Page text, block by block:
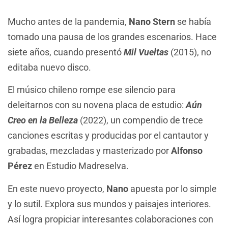
Mucho antes de la pandemia, Nano Stern se había
tomado una pausa de los grandes escenarios. Hace
siete años, cuando presentóMil Vueltas (2015), no
editaba nuevo disco.
El músico chileno rompe ese silencio para
deleitarnos con su novena placa de estudio:Aún
Creo en la Belleza (2022), un compendio de trece
canciones escritas y producidas por el cantautor y
grabadas, mezcladas y masterizado porAlfonso
Pérezen Estudio Madreselva.
En este nuevo proyecto, Nano apuesta por lo simple
y lo sutil. Explora sus mundos y paisajes interiores.
Así logra propiciar interesantes colaboraciones con